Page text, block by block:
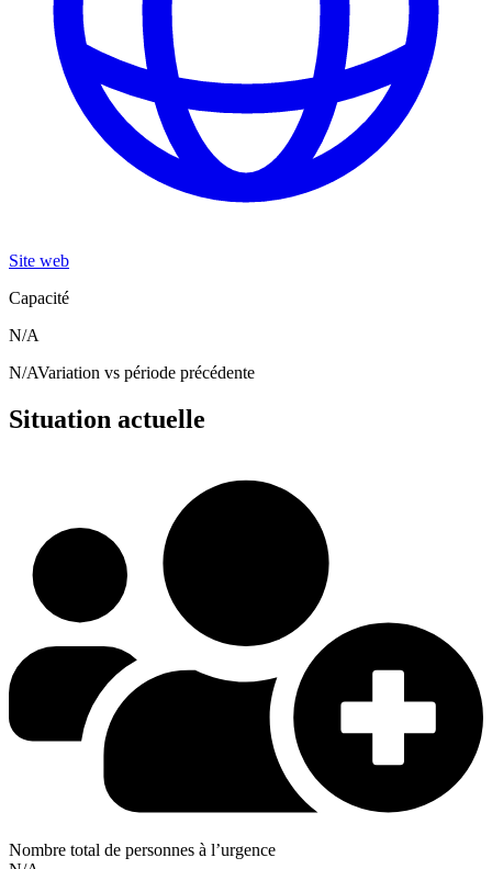
Site web
Capacité
N/A
N/AVariation vs période précédente
Situation actuelle
Nombre total de personnes à l’urgence